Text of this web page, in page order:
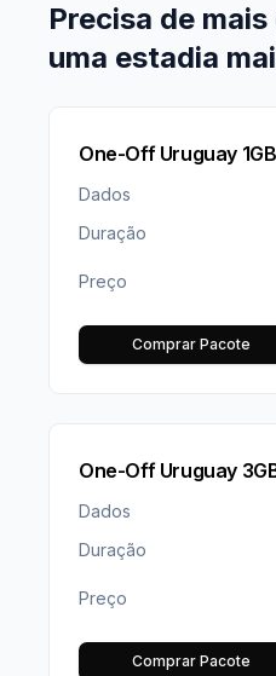
Precisa de
uma estadia
One-Off Uruguay
Dados
Duração
Preço
Comprar Pacote
One-Off Uruguay
Dados
Duração
Preço
Comprar Pacote